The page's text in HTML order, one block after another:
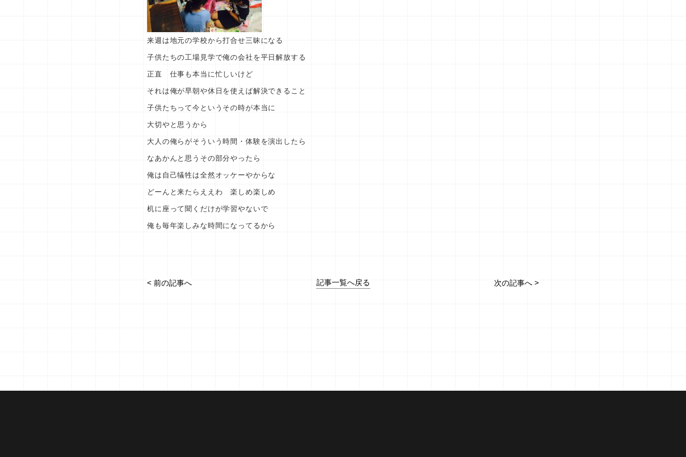
来週は地元の学校から打合せ三昧になる
子供たちの工場見学で俺の会社を平日解放する
正直 仕事も本当に忙しいけど
それは俺が早朝や休日を使えば解決できること
子供たちって今というその時が本当に
大切やと思うから
大人の俺らがそういう時間・体験を演出したら
なあかんと思うその部分やったら
俺は自己犠牲は全然オッケーやからな
どーんと来たらええわ 楽しめ楽しめ
机に座って聞くだけが学習やないで
俺も毎年楽しみな時間になってるから
< 前の記事へ 記事一覧へ戻る 次の記事へ >